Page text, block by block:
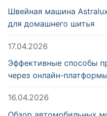
Швейная машина
для домашнего шитья
17.04.2026
Эффективные способы
через онлайн-
16.04.2026